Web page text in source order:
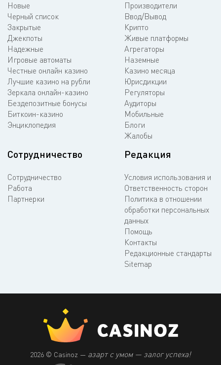
Новые
Черный список
Закрытые
Джекпоты
Надежные
Игровые автоматы
Честные онлайн казино
Лучшие казино на рубли
Зеркала онлайн-казино
Бездепозитные бонусы
Биткоин-казино
Энциклопедия
Производители
Ввод/Вывод
Крипто
Живые платформы
Агрегаторы
Наземные
Казино месяца
Юрисдикции
Регуляторы
Аудиторы
Мобильные
Блоги
Жалобы
Сотрудничество
Сотрудничество
Работа
Партнерки
Редакция
Условия использования и
Ответственность сторон
Политика в отношении
обработки персональных
данных
Помощь
Контакты
Редакционные стандарты
Sitemap
2026 © Casinoz — азарт с умом — залог успеха!